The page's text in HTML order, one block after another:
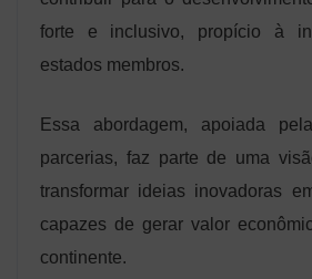
forte e inclusivo, propício à
estados membros.
Essa abordagem, apoiada
parcerias, faz parte de uma
transformar ideias inovadoras
capazes de gerar valor
continente.